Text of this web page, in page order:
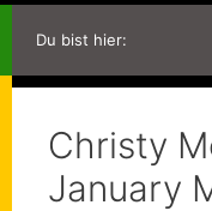
Du bist hier:
Christy
January